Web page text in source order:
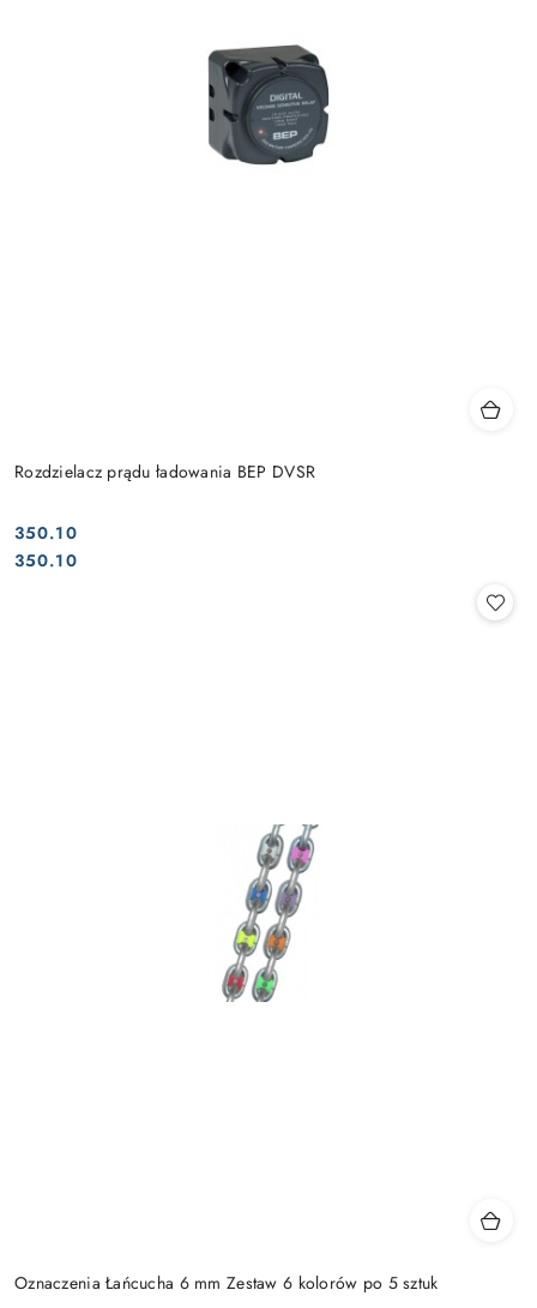
Rozdzielacz prądu ładowania BEP DVSR
Cena:
350.10
Cena:
350.10
Oznaczenia Łańcucha 6 mm Zestaw 6 kolorów po 5 sztuk